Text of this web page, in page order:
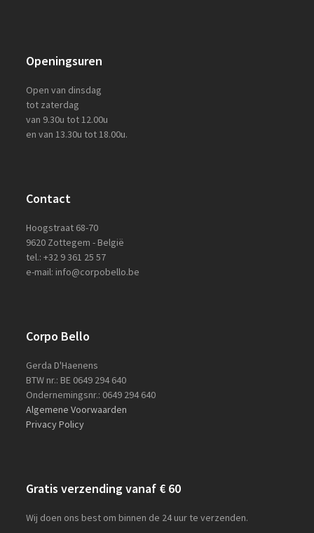
Openingsuren
Open van dinsdag
tot zaterdag
van 9.30u tot 12.00u
en van 13.30u tot 18.00u.
Contact
Hoogstraat 68-70
9620 Zottegem - België
tel.: +32 9 361 25 57
e-mail: info@corpobello.be
Corpo Bello
Gerda D'Haenens
BTW nr.: BE 0649 294 640
Ondernemingsnr.: 0649 294 640
Algemene Voorwaarden
Privacy Policy
Gratis verzending vanaf € 60
Wij doen ons best om binnen de 24 uur te verzenden.